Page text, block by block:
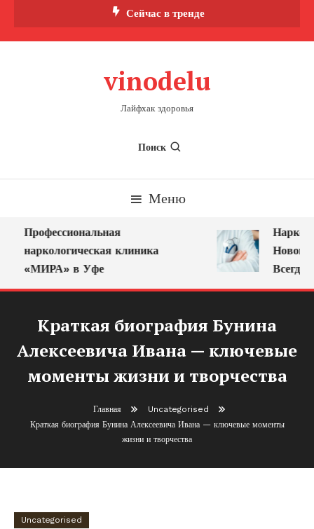
Сейчас в тренде
vinodelu
Лайфхак здоровья
Поиск
Меню
Профессиональная
наркологическая клиника
«МИРА» в Уфе
Всегда
Краткая биография Бунина
Алексеевича Ивана — ключевые
моменты жизни и творчества
Главная
Uncategorised
Краткая биография Бунина Алексеевича Ивана — ключевые моменты
жизни и творчества
Uncategorised